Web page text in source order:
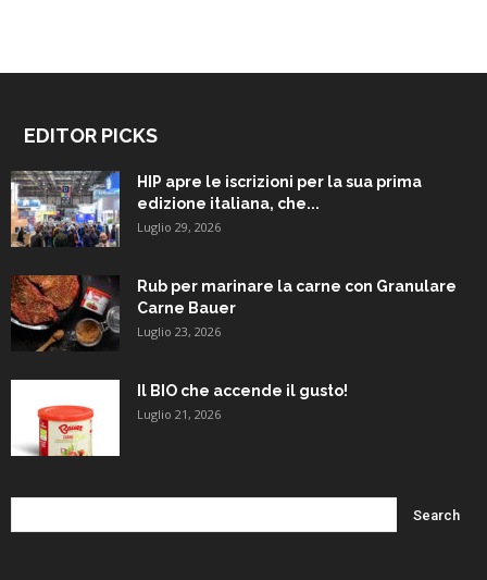
EDITOR PICKS
HIP apre le iscrizioni per la sua prima
edizione italiana, che...
Luglio 29, 2026
Rub per marinare la carne con Granulare
Carne Bauer
Luglio 23, 2026
Il BIO che accende il gusto!
Luglio 21, 2026